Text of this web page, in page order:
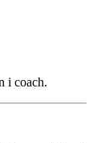
i coach.